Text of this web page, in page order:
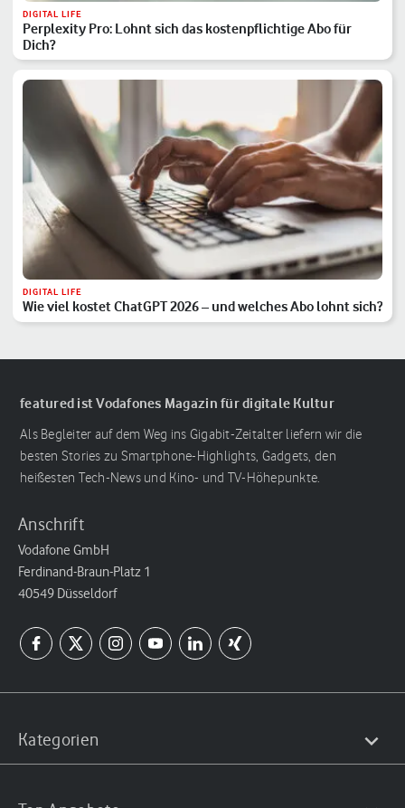
DIGITAL LIFE
Perplexity Pro: Lohnt sich das kostenpflichtige Abo für
Dich?
DIGITAL LIFE
Wie viel kostet ChatGPT 2026 – und welches Abo lohnt sich?
featured ist Vodafones Magazin für digitale Kultur
Als Begleiter auf dem Weg ins Gigabit-Zeitalter liefern wir die
besten Stories zu Smartphone-Highlights, Gadgets, den
heißesten Tech-News und Kino- und TV-Höhepunkte.
Anschrift
Vodafone GmbH
Ferdinand-Braun-Platz 1
40549 Düsseldorf
Kategorien